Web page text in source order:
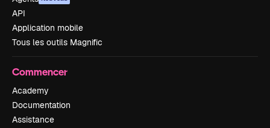
API
Application mobile
Tous les outils Magnific
Commencer
Academy
Documentation
Assistance